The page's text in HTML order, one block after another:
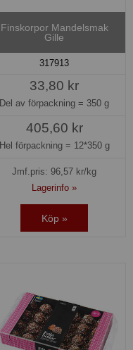
Finskorpor Mandelsmak
Gille
317913
33,80 kr
Del av förpackning = 350 g
405,60 kr
Hel förpackning = 12*350 g
Jmf.pris: 96,57 kr/kg
Lagerinfo »
Köp »